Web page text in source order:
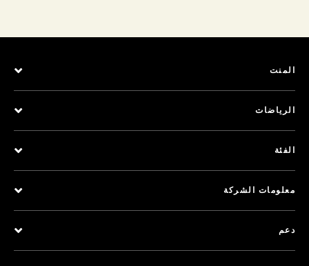
المنت
الرياضات
الفئة
معلومات الشركة
دعم